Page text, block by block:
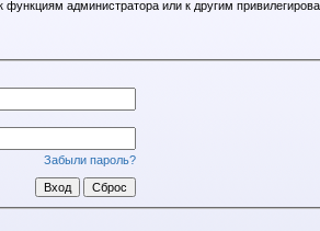
администратора или к другим
Забыли пароль?